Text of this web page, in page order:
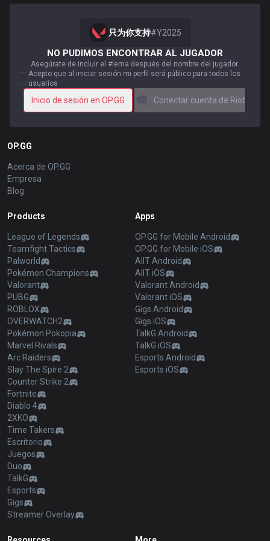
只为你支持#Y2025
NO PUDIMOS ENCONTRAR AL JUGADOR
Asegúrate de incluir el #lema después del nombre del jugador.
Acepto que al iniciar sesión mi perfil será público para todos los
usuarios
Inicio de sesión en OP.GG Conectar cuenta de Riot
OP.GG
Acerca de OP.GG
Empresa
Blog
Products
League of Legends
Teamfight Tactics
Palworld
Pokémon Champions
Valorant
PUBG
ROBLOX
OVERWATCH2
Pokémon Pokopia
Marvel Rivals
Arc Raiders
Slay The Spire 2
Counter Strike 2
Fortnite
Diablo 4
2XKO
Time Takers
Escritorio
Juegos
Duo
TalkG
Esports
Gigs
Streamer Overlay
Apps
OP.GG for Mobile Android
OP.GG for Mobile iOS
AllT Android
AllT iOS
Valorant Android
Valorant iOS
Gigs Android
Gigs iOS
TalkG Android
TalkG iOS
Esports Android
Esports iOS